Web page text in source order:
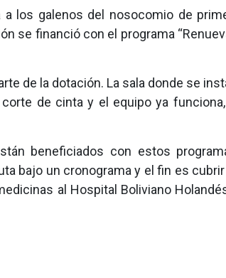
los galenos del nosocomio de
se financió con el programa
de la dotación. La sala donde se
de cinta y el equipo ya
beneficiados con estos
bajo un cronograma y el fin es cubrir
al Hospital Boliviano